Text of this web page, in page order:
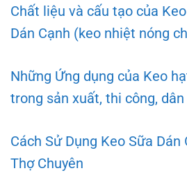
Chất liệu và cấu tạo của
Dán Cạnh (keo nhiệt nóng
Những Ứng dụng của Keo
trong sản xuất, thi công, dân
Cách Sử Dụng Keo Sữa Dán
Thợ Chuyên